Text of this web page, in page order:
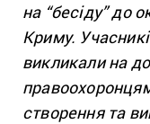
на “бесіду” до
Криму.
викликали на
створення та